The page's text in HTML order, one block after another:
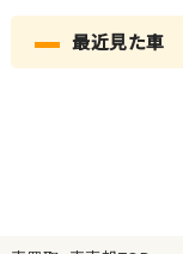
最近見た車